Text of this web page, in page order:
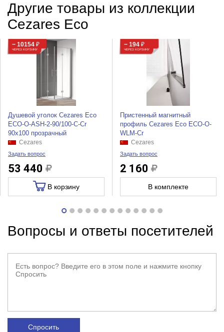
Другие товары из коллекции
Cezares Eco
− 10154 ₽
ЧЕРЕЗ КОРЗИНУ
Душевой уголок Cezares Eco
ECO-O-ASH-2-90/100-C-Cr
90x100 прозрачный
Cezares
Задать вопрос
53 440
В корзину
− 194 ₽
ЧЕРЕЗ КОРЗИНУ
Пристенный магнитный
профиль Cezares Eco ECO-O-
WLM-Cr
Cezares
Задать вопрос
2 160
В комплекте
Вопросы и ответы посетителей
Спросить